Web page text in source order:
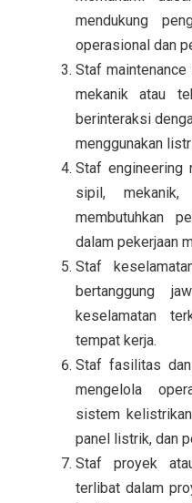
mendukung
operasional dan
Staf maintenance
mekanik atau
berinteraksi
menggunakan
Staf engineering
sipil, mekanik,
membutuhkan
dalam pekerjaan
Staf
bertanggung
keselamatan
tempat kerja.
Staf fasilitas
mengelola
sistem
panel listrik, dan
Staf proyek
terlibat dalam